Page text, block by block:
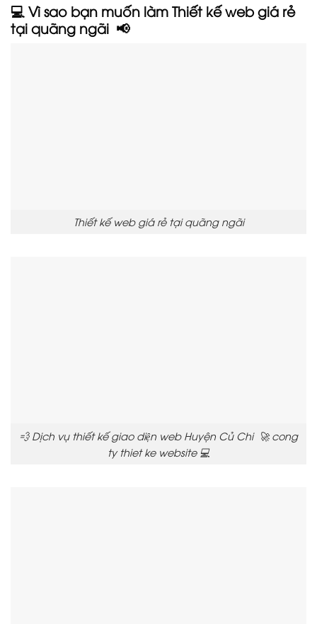
💻 Vì sao bạn muốn làm Thiết kế web giá rẻ
tại quãng ngãi 📢
Thiết kế web giá rẻ tại quãng ngãi
💨 Dịch vụ thiết kế giao diện web Huyện Củ Chi 🚀 cong
ty thiet ke website 💻